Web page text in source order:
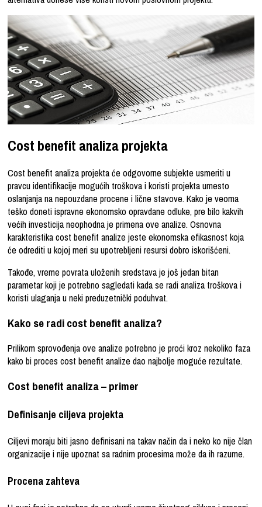
Cost benefit analiza projekta
Cost benefit analiza projektaće odgovorne subjekte usmeriti u
pravcu identifikacije mogućih troškova i koristi projekta umesto
oslanjanja na nepouzdane procene i lične stavove. Kako je veoma
teško doneti ispravne ekonomsko opravdane odluke, pre bilo kakvih
većih investicija neophodna je primena ove analize. Osnovna
karakteristika cost benefit analize jesteekonomska efikasnost koja
će odrediti u kojoj meri su upotrebljeni resursi dobro iskorišćeni.
Takođe, vreme povrata uloženih sredstava je još jedan bitan
parametar koji je potrebno sagledati kada se radi analiza troškova i
koristi ulaganja u neki preduzetnički poduhvat.
Kako se radi cost benefit analiza?
Prilikom sprovođenja ove analize potrebno je proći kroz nekoliko faza
kako bi proces cost benefit analize dao najbolje moguće rezultate.
Cost benefit analiza – primer
Definisanje ciljeva projekta
Ciljevi moraju biti jasno definisani na takav način da i neko ko nije član
organizacije i nije upoznat sa radnim procesima može da ih razume.
Procena zahteva